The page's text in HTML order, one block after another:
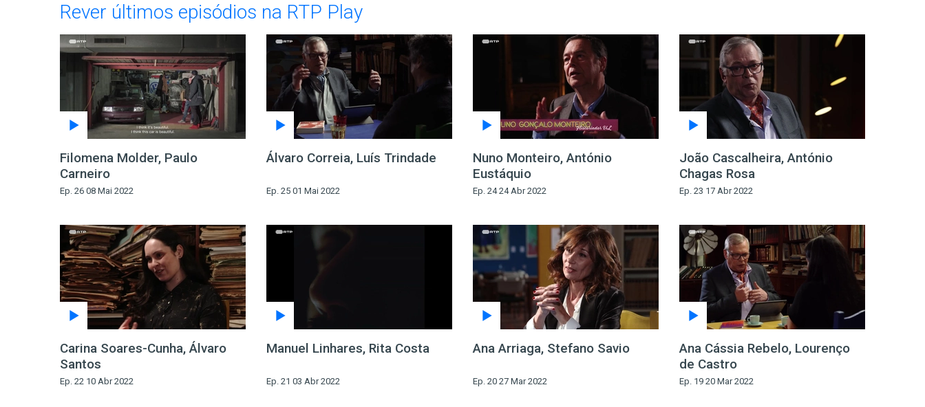
Rever últimos episódios na RTP Play
Filomena Molder, Paulo
Carneiro
Ep. 26 08 Mai 2022
Álvaro Correia, Luís Trindade
Ep. 25 01 Mai 2022
Nuno Monteiro, António
Eustáquio
Ep. 24 24 Abr 2022
João Cascalheira, António
Chagas Rosa
Ep. 23 17 Abr 2022
Carina Soares-Cunha, Álvaro
Santos
Ep. 22 10 Abr 2022
Manuel Linhares, Rita Costa
Ep. 21 03 Abr 2022
Ana Arriaga, Stefano Savio
Ep. 20 27 Mar 2022
Ana Cássia Rebelo, Lourenço
de Castro
Ep. 19 20 Mar 2022